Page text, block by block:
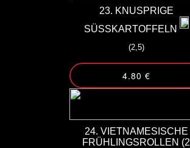
23. KNUSPRIGE
SÜSSKARTOFFELN
(2,5)
4.80 €
24. VIETNAMESISCHE
FRÜHLINGSROLLEN (2